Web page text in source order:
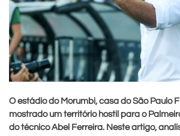
O estádio do Morumbi, casa do São Paulo
mostrado um território hostil para o
do técnico Abel Ferreira. Neste artigo,